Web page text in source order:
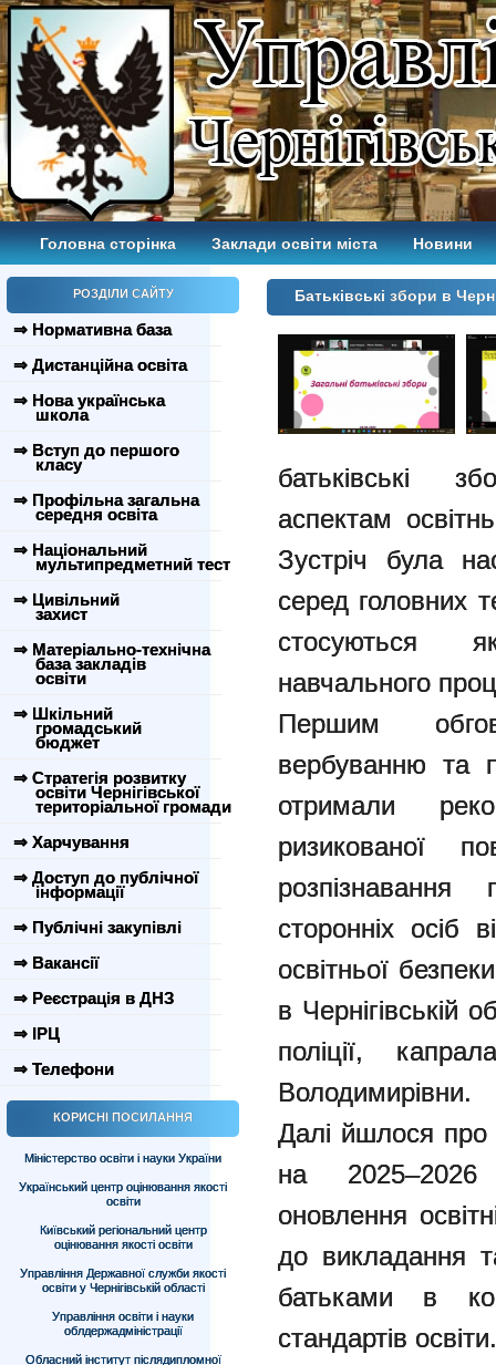
Головна сторінка Заклади освіти міста Новини
РОЗДІЛИ САЙТУ
⇒ Нормативна база
⇒ Дистанційна освіта
⇒ Нова українська
школа
⇒ Вступ до першого
класу
⇒ Профільна загальна
середня освіта
⇒ Національний
мультипредметний тест
⇒ Цивільний
захист
⇒ Матеріально-технічна
база закладів
освіти
⇒ Шкільний
громадський
бюджет
⇒ Стратегія розвитку
освіти Чернігівської
територіальної громади
⇒ Харчування
⇒ Доступ до публічної
інформації
⇒ Публічні закупівлі
⇒ Вакансії
⇒ Реєстрація в ДНЗ
⇒ ІРЦ
⇒ Телефони
КОРИСНІ ПОСИЛАННЯ
Міністерство освіти і науки України
Український центр оцінювання якості
освіти
Київський регіональний центр
оцінювання якості освіти
Управління Державної служби якості
освіти у Чернігівській області
Управління освіти і науки
облдержадміністрації
Обласний інститут післядипломної
Батьківські збори в
батьківські
аспектам
Зустріч була
серед головних
стосуються
навчального
Першим
вербуванню та
отримали
ризикованої
сторонніх осіб
освітньої
в Чернігівській
поліції,
Володимирівни.
Далі йшлося про
на
оновлення
до викладання
батьками в
стандартів освіти.